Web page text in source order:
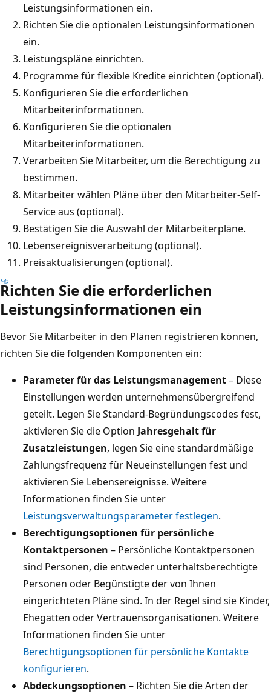
Leistungsinformationen ein.
Richten Sie die optionalen Leistungsinformationen
ein.
Leistungspläne einrichten.
Programme für flexible Kredite einrichten (optional).
Konfigurieren Sie die erforderlichen
Mitarbeiterinformationen.
Konfigurieren Sie die optionalen
Mitarbeiterinformationen.
Verarbeiten Sie Mitarbeiter, um die Berechtigung zu
bestimmen.
Mitarbeiter wählen Pläne über den Mitarbeiter-Self-
Service aus (optional).
Bestätigen Sie die Auswahl der Mitarbeiterpläne.
Lebensereignisverarbeitung (optional).
Preisaktualisierungen (optional).
Richten Sie die erforderlichen
Leistungsinformationen ein
Bevor Sie Mitarbeiter in den Plänen registrieren können,
richten Sie die folgenden Komponenten ein:
Parameter für das Leistungsmanagement– Diese
Einstellungen werden unternehmensübergreifend
geteilt. Legen Sie Standard-Begründungscodes fest,
aktivieren Sie die Option Jahresgehalt für
Zusatzleistungen, legen Sie eine standardmäßige
Zahlungsfrequenz für Neueinstellungen fest und
aktivieren Sie Lebensereignisse. Weitere
Informationen finden Sie unter
Leistungsverwaltungsparameter festlegen.
Berechtigungsoptionen für persönliche
Kontaktpersonen – Persönliche Kontaktpersonen
sind Personen, die entweder unterhaltsberechtigte
Personen oder Begünstigte der von Ihnen
eingerichteten Pläne sind. In der Regel sind sie Kinder,
Ehegatten oder Vertrauensorganisationen. Weitere
Informationen finden Sie unter
Berechtigungsoptionen für persönliche Kontakte
konfigurieren.
Abdeckungsoptionen – Richten Sie die Arten der